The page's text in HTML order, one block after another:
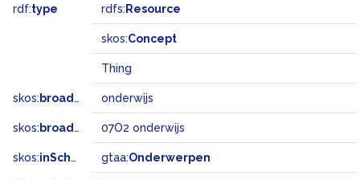
rdf:type rdfs: Resource
skos:Concept
Thing
skos: broader onderwijs
skos: broadMatch 07O2 onderwijs
skos:inScheme gtaa:Onderwerpen